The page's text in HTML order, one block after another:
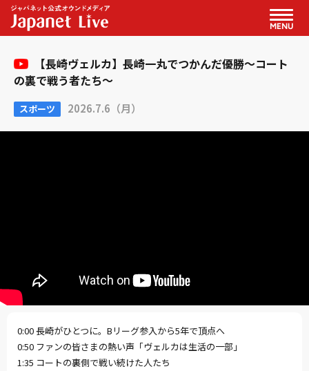
MENU
【長崎ヴェルカ】長崎一丸でつかんだ優勝～コート
の裏で戦う者たち～
スポーツ 2026.7.6（月）
0:00 長崎がひとつに。Bリーグ参入から5年で頂点へ
0:50 ファンの皆さまの熱い声「ヴェルカは生活の一部」
1:35 コートの裏側で戦い続けた人たち